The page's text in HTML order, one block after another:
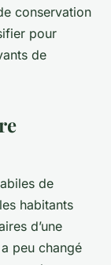
conservation
pour
de
de
habitants
d’une
peu changé